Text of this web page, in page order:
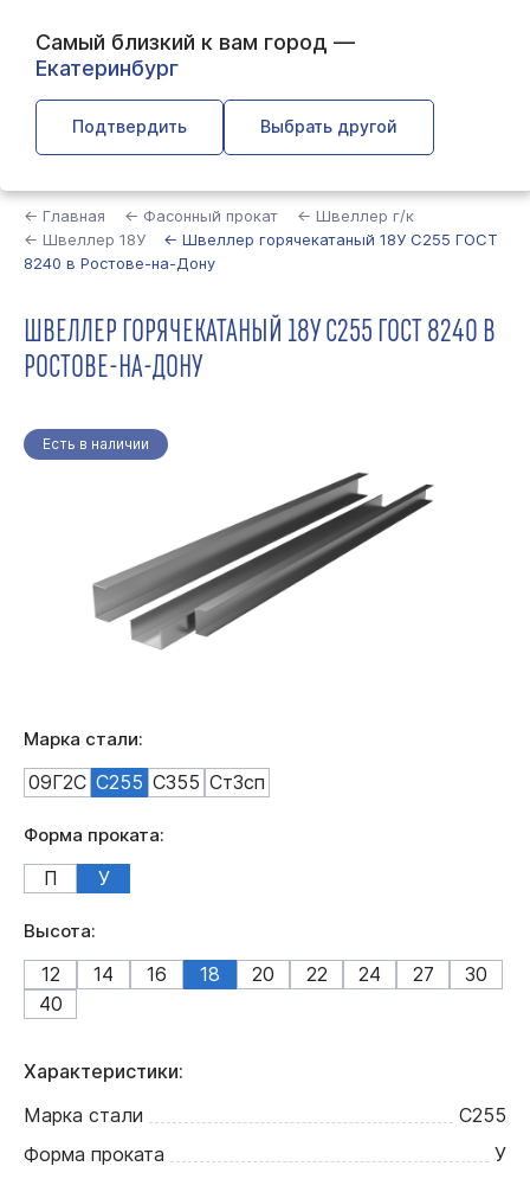
Самый близкий к вам город —
Екатеринбург
Подтвердить Выбрать другой
← Главная ← Фасонный прокат
← Швеллер г/к
← Швеллер 18У
← Швеллер горячекатаный 18У С255 ГОСТ
8240 в Ростове-на-Дону
ШВЕЛЛЕР ГОРЯЧЕКАТАНЫЙ 18У С255 ГОСТ 8240 В
РОСТОВЕ-НА-ДОНУ
Есть в наличии
Марка стали:
09Г2С С255 С355 Ст3сп
Форма проката:
П У
Высота:
12 14 16 18 20 22 24 27
30
40
Характеристики:
Марка стали
С255
Форма проката
У